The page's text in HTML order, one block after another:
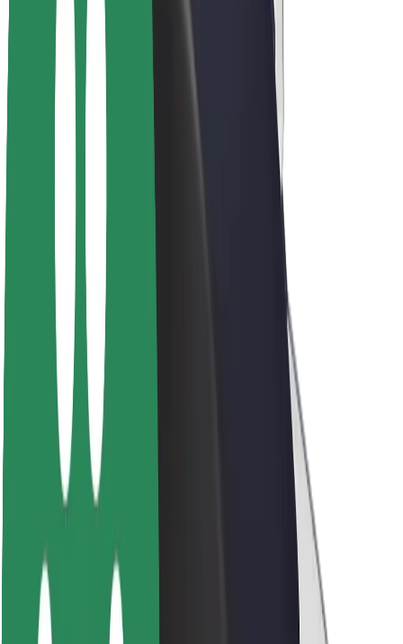
Dostavljavci
Ponudniki Bolt Food
Trajnost pri Boltu
Blog
Novinarsko središče
Smernice blagovne znamke
Poslanstvo
Odnosi z vlagatelji
Vodstvo
Mediji
Urban Fund
Varnost